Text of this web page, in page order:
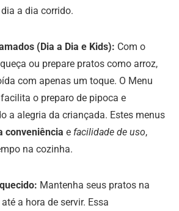
a dia corrido.
(Dia a Dia e Kids): Com o
ou prepare pratos como arroz,
com apenas um toque. O Menu
o preparo de pipoca e
a alegria da criançada. Estes menus
conveniência e facilidade de uso,
na cozinha.
Mantenha seus pratos na
a hora de servir. Essa